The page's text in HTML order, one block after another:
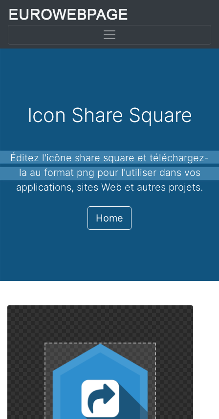
Icon Share Square
Éditez l'icône share square et téléchargez-
la au format png pour l'utiliser dans vos
applications, sites Web et autres projets.
Home